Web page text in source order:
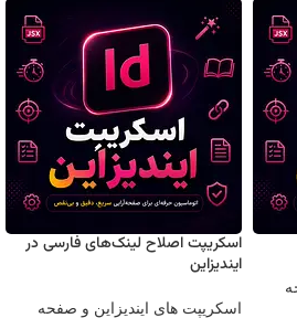
اسکریپت اصلاح لینک‌های فارسی در
ایندیزاین
اسکریپت های ایندیزاین و صفحه